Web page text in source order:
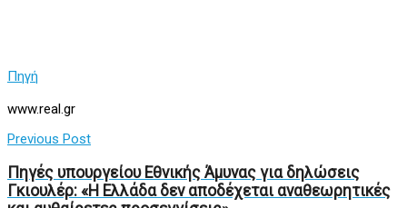
Πηγή
www.real.gr
Previous Post
Πηγές υπουργείου Εθνικής Άμυνας για δηλώσεις
Γκιουλέρ: «Η Ελλάδα δεν αποδέχεται αναθεωρητικές